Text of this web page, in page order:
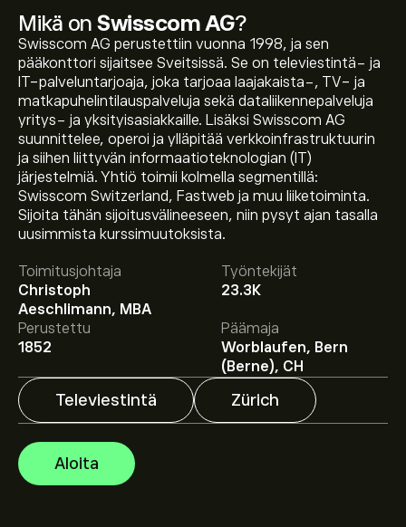
Mikä on Swisscom AG?
Swisscom AG perustettiin vuonna 1998, ja sen
pääkonttori sijaitsee Sveitsissä. Se on televiestintä- ja
IT-palveluntarjoaja, joka tarjoaa laajakaista-, TV- ja
matkapuhelintilauspalveluja sekä dataliikennepalveluja
yritys- ja yksityisasiakkaille. Lisäksi Swisscom AG
suunnittelee, operoi ja ylläpitää verkkoinfrastruktuurin
ja siihen liittyvän informaatioteknologian (IT)
järjestelmiä. Yhtiö toimii kolmella segmentillä:
Swisscom Switzerland, Fastweb ja muu liiketoiminta.
Sijoita tähän sijoitusvälineeseen, niin pysyt ajan tasalla
uusimmista kurssimuutoksista.
Toimitusjohtaja
Christoph
Aeschlimann, MBA
Työntekijät
23.3K
Perustettu
1852
Päämaja
Worblaufen, Bern
(Berne), CH
Televiestintä Zürich
Aloita
Osakkeen SCMN.ZU hinta tänään on 629.00‎CHF‎.
Keskihinta osakkeelle Swisscom AG on 629.00‎CHF‎.
tilieToroon saadaksesi asiantuntijoiden ennusteet ja
hintatavoitteet.
Asiantuntijoiden ennusteet Swisscom AG osakkeelle
perustuen markkinatrendeihin, talousraportteihin ja
odotettuun kasvuun. Katso viimeisimmät ennusteet
tulevaisuuden hintamuutoksille.
Instrumentin Swisscom AG markkina-arvo on